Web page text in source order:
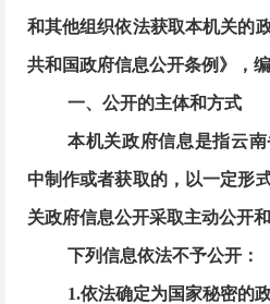
和其他组织依法获取本机关的
共和国政府信息公开条例》，编
一、公开的主体和方式
本机关政府信息是指云
中制作或者获取的，以一定形
关政府信息公开采取主动公开
下列信息依法不予公开：
1.依法确定为国家秘密的